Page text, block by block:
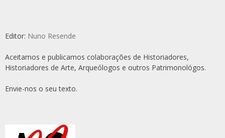
Editor: Nuno Resende
Aceitamos e publicamos colaborações de Historiadores,
Historiadores de Arte, Arqueólogos e outros Patrimonológos.
Envie-nos o seu texto.